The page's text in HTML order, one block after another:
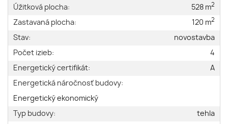
Úžitková plocha: 528 m2
Zastavaná plocha: 120 m2
Stav:
novostavba
Počet izieb:
4
Energetický certifikát:
A
Energetická náročnosť budovy:
Energetický ekonomický
Typ budovy:
tehla